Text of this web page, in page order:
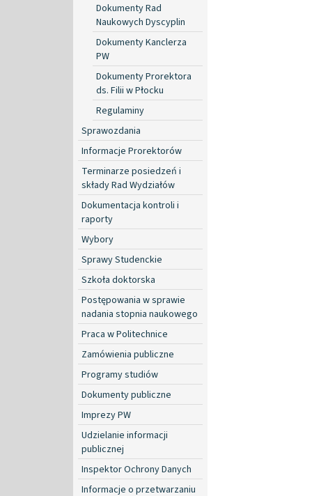
Dokumenty Rad
Naukowych Dyscyplin
Dokumenty Kanclerza
PW
Dokumenty Prorektora
ds. Filii w Płocku
Regulaminy
Sprawozdania
Informacje Prorektorów
Terminarze posiedzeń i
składy Rad Wydziałów
Dokumentacja kontroli i
raporty
Wybory
Sprawy Studenckie
Szkoła doktorska
Postępowania w sprawie
nadania stopnia naukowego
Praca w Politechnice
Zamówienia publiczne
Programy studiów
Dokumenty publiczne
Imprezy PW
Udzielanie informacji
publicznej
Inspektor Ochrony Danych
Informacje o przetwarzaniu